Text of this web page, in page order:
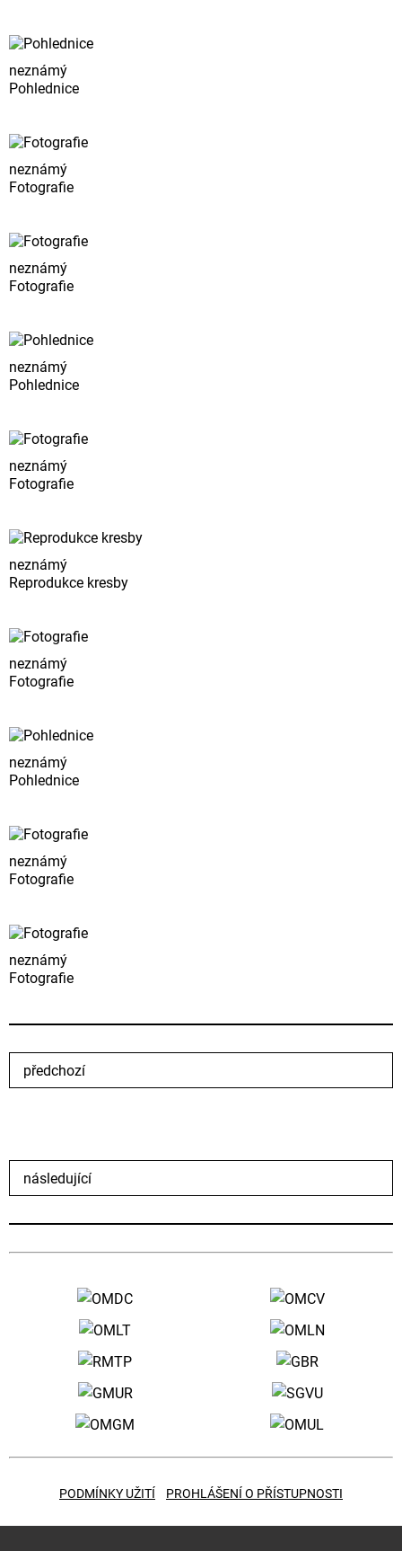
neznámý
Pohlednice
neznámý
Fotografie
neznámý
Fotografie
neznámý
Pohlednice
neznámý
Fotografie
neznámý
Reprodukce kresby
neznámý
Fotografie
neznámý
Pohlednice
neznámý
Fotografie
neznámý
Fotografie
předchozí
následující
PODMÍNKY UŽITÍ PROHLÁŠENÍ O PŘÍSTUPNOSTI